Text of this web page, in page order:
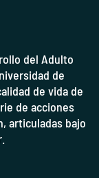
del Adulto
de
de vida de
de acciones
articuladas bajo